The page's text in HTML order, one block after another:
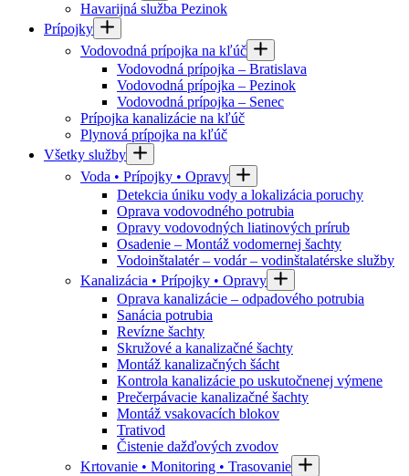
Havarijná služba Pezinok
Prípojky
Vodovodná prípojka na kľúč
Vodovodná prípojka – Bratislava
Vodovodná prípojka – Pezinok
Vodovodná prípojka – Senec
Prípojka kanalizácie na kľúč
Plynová prípojka na kľúč
Všetky služby
Voda • Prípojky • Opravy
Detekcia úniku vody a lokalizácia poruchy
Oprava vodovodného potrubia
Opravy vodovodných liatinových prírub
Osadenie – Montáž vodomernej šachty
Vodoinštalatér – vodár – vodinštalatérske služby
Kanalizácia • Prípojky • Opravy
Oprava kanalizácie – odpadového potrubia
Sanácia potrubia
Revízne šachty
Skružové a kanalizačné šachty
Montáž kanalizačných šácht
Kontrola kanalizácie po uskutočnenej výmene
Prečerpávacie kanalizačné šachty
Montáž vsakovacích blokov
Trativod
Čistenie dažďových zvodov
Krtovanie • Monitoring • Trasovanie